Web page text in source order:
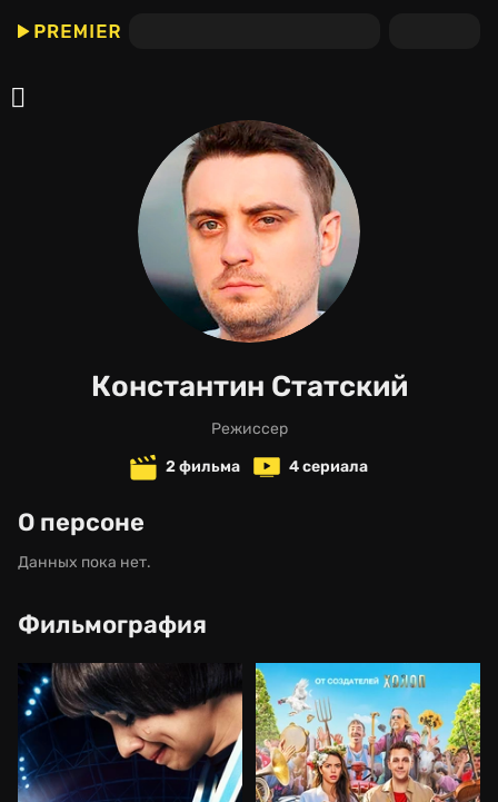
Константин Статский
режиссер
2 фильма
4 сериала
О персоне
Данных пока нет.
Фильмография